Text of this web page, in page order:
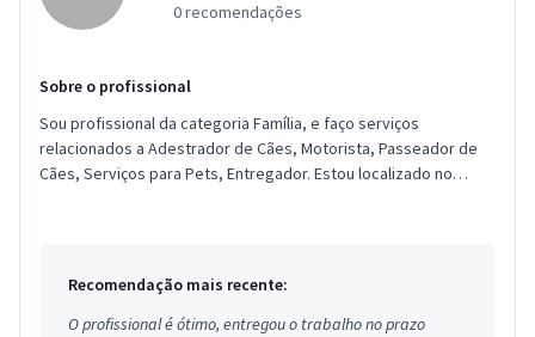
0 recomendações
Sobre o profissional
Sou profissional da categoria Família, e faço serviços
relacionados a Adestrador de Cães, Motorista, Passeador de
Cães, Serviços para Pets, Entregador. Estou localizado no
Recomendação mais recente:
O profissional é ótimo, entregou o trabalho no prazo